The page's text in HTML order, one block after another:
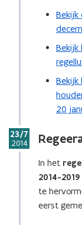
Bekijk
Bekijk
Bekijk
20
Stap
23/7
2014
In het
2014-2019
te
eerst